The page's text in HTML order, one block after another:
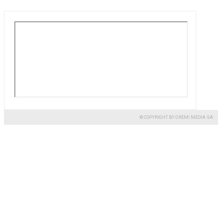
© COPYRIGHT BY GREMI MEDIA SA